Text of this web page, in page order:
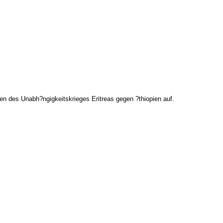
des Unabh?ngigkeitskrieges Eritreas gegen ?thiopien auf.